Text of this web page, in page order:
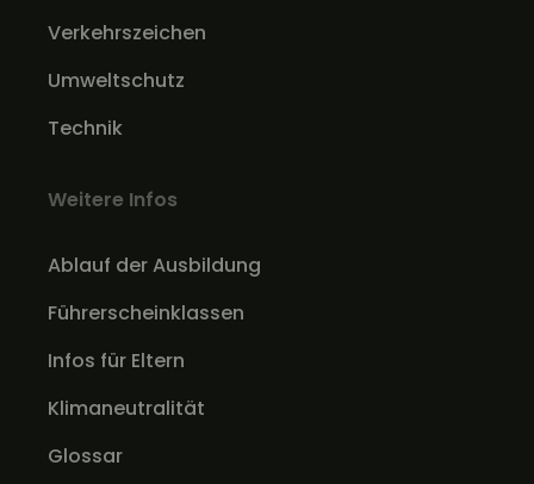
Verkehrszeichen
Umweltschutz
Technik
Weitere Infos
Ablauf der Ausbildung
Führerscheinklassen
Infos für Eltern
Klimaneutralität
Glossar